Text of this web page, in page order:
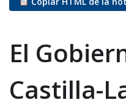
El
Castilla-